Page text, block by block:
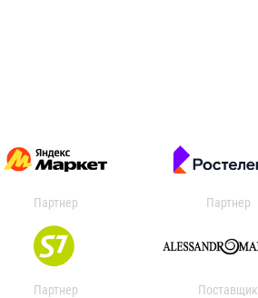
Партнер Партнер
Партнер Поставщик